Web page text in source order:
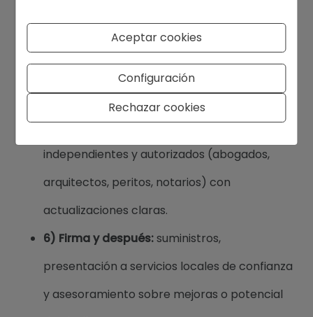
4) Estrategia de oferta:precio basado en
datos y condiciones adaptadas a cada
vendedor y propiedad.
5) Coordinación profesional:con partners
independientes y autorizados (abogados,
arquitectos, peritos, notarios) con
actualizaciones claras.
6) Firma y después:suministros,
presentación a servicios locales de confianza
y asesoramiento sobre mejoras o potencial
Aceptar cookies
Configuración
Rechazar cookies